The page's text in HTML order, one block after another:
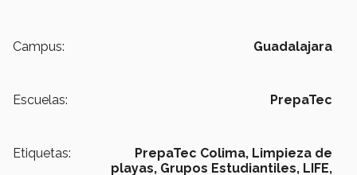
Campus: Guadalajara
Escuelas: PrepaTec
Etiquetas: PrepaTec Colima, Limpieza de
playas, Grupos Estudiantiles, LIFE,